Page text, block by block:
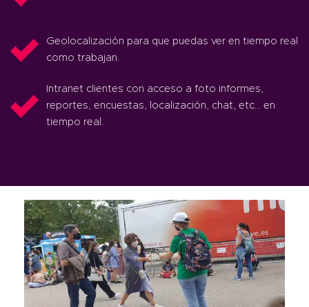
Geolocalización para que puedas ver en tiempo real
como trabajan.
Intranet clientes con acceso a foto informes,
reportes, encuestas, localización, chat, etc… en
tiempo real.